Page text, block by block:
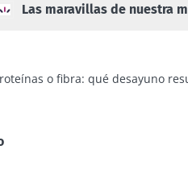
Las maravillas de nuestra
o fibra: qué desayuno